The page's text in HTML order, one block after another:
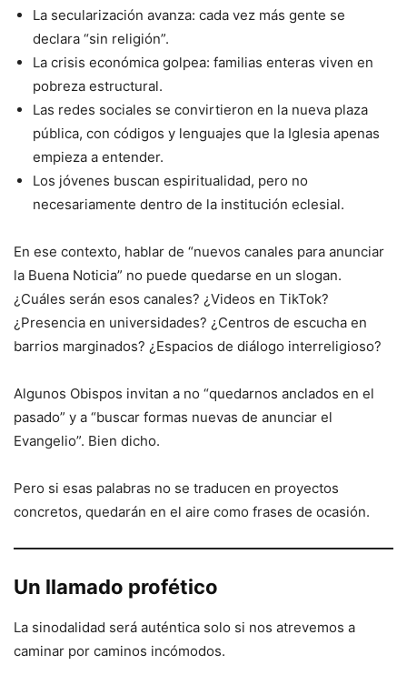
La secularización avanza: cada vez más gente se
declara “sin religión”.
La crisis económica golpea: familias enteras viven en
pobreza estructural.
Las redes sociales se convirtieron en la nueva plaza
pública, con códigos y lenguajes que la Iglesia apenas
empieza a entender.
Los jóvenes buscan espiritualidad, pero no
necesariamente dentro de la institución eclesial.
En ese contexto, hablar de “nuevos canales para anunciar
la Buena Noticia” no puede quedarse en un slogan.
¿Cuáles serán esos canales? ¿Videos en TikTok?
¿Presencia en universidades? ¿Centros de escucha en
barrios marginados? ¿Espacios de diálogo interreligioso?
Algunos Obispos invitan a no “quedarnos anclados en el
pasado” y a “buscar formas nuevas de anunciar el
Evangelio”. Bien dicho.
Pero si esas palabras no se traducen en proyectos
concretos, quedarán en el aire como frases de ocasión.
Un llamado profético
La sinodalidad será auténtica solo si nos atrevemos a
caminar por caminos incómodos.